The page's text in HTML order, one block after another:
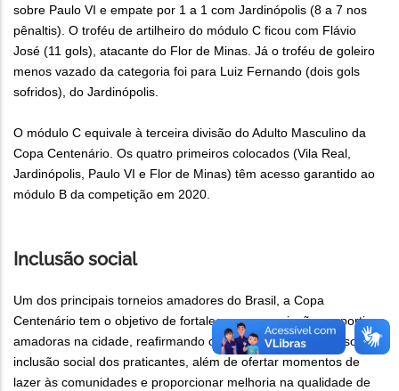
sobre Paulo VI e empate por 1 a 1 com Jardinópolis (8 a 7 nos
pênaltis). O troféu de artilheiro do módulo C ficou com Flávio
José (11 gols), atacante do Flor de Minas. Já o troféu de goleiro
menos vazado da categoria foi para Luiz Fernando (dois gols
sofridos), do Jardinópolis.
O módulo C equivale à terceira divisão do Adulto Masculino da
Copa Centenário. Os quatro primeiros colocados (Vila Real,
Jardinópolis, Paulo VI e Flor de Minas) têm acesso garantido ao
módulo B da competição em 2020.
Inclusão social
Um dos principais torneios amadores do Brasil, a Copa
Centenário tem o objetivo de fortalecer as associações esportivas
amadoras na cidade, reafirmando o papel delas no processo de
inclusão social dos praticantes, além de ofertar momentos de
lazer às comunidades e proporcionar melhoria na qualidade de